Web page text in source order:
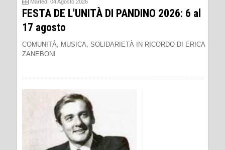
Martedì 04 Agosto 2026
FESTA DE L'UNITÀ DI PANDINO 2026: 6 al
17 agosto
COMUNITÀ, MUSICA, SOLIDARIETÀ IN RICORDO DI ERICA
ZANEBONI